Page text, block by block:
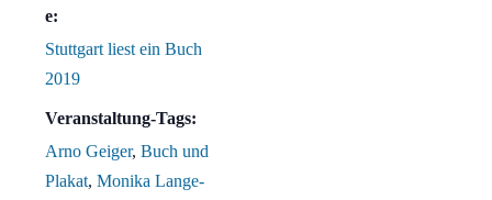
e:
Stuttgart liest ein Buch
2019
Veranstaltung-Tags:
Arno Geiger, Buch und
Plakat, Monika Lange-